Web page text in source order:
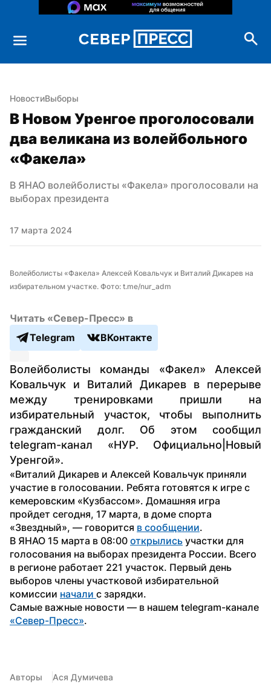
НовостиВыборы
В Новом Уренгое проголосовали
два великана из волейбольного
«Факела»
В ЯНАО волейболисты «Факела» проголосовали на
выборах президента
17 марта 2024
Волейболисты «Факела» Алексей Ковальчук и Виталий Дикарев на
избирательном участке. Фото: t.me/nur_adm
Читать «Север-Пресс» в
Telegram
ВКонтакте
Волейболисты команды «Факел» Алексей
Ковальчук и Виталий Дикарев в перерыве
между тренировками пришли на
избирательный участок, чтобы выполнить
гражданский долг. Об этом сообщил
telegram-канал «НУР. Официально|Новый
Уренгой».
«Виталий Дикарев и Алексей Ковальчук приняли
участие в голосовании. Ребята готовятся к игре с
кемеровским «Кузбассом». Домашняя игра
пройдет сегодня, 17 марта, в доме спорта
«Звездный», — говорится в сообщении.
В ЯНАО 15 марта в 08:00 открылись участки для
голосования на выборах президента России. Всего
в регионе работает 221 участок. Первый день
выборов члены участковой избирательной
комиссии начали с зарядки.
«Север-Пресс».
Авторы Ася Думичева